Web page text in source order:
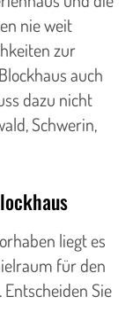
nie weit
zur
auch
dazu nicht
Schwerin,
liegt es
für den
Sie